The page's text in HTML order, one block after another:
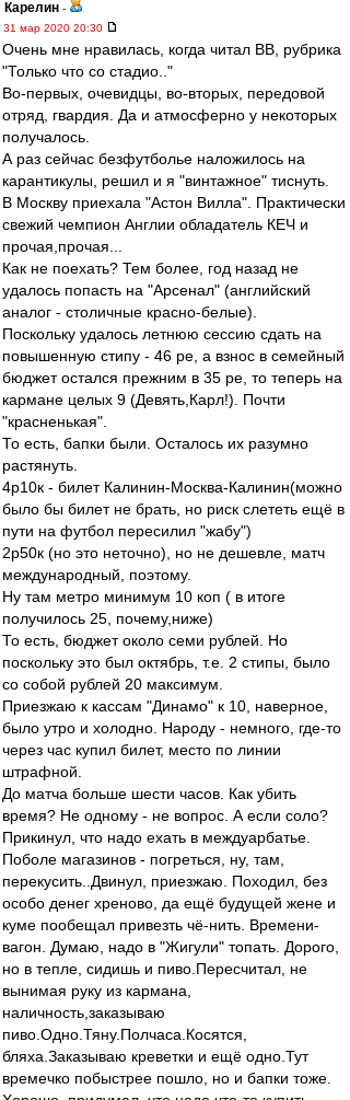
Карелин -
31 мар 2020 20:30
Очень мне нравилась, когда читал ВВ, рубрика
"Только что со стадио.."
Во-первых, очевидцы, во-вторых, передовой
отряд, гвардия. Да и атмосферно у некоторых
получалось.
А раз сейчас безфутболье наложилось на
карантикулы, решил и я "винтажное" тиснуть.
В Москву приехала "Астон Вилла". Практически
свежий чемпион Англии обладатель КЕЧ и
прочая,прочая...
Как не поехать? Тем более, год назад не
удалось попасть на "Арсенал" (английский
аналог - столичные красно-белые).
Поскольку удалось летнюю сессию сдать на
повышенную стипу - 46 ре, а взнос в семейный
бюджет остался прежним в 35 ре, то теперь на
кармане целых 9 (Девять,Карл!). Почти
"красненькая".
То есть, бапки были. Осталось их разумно
растянуть.
4р10к - билет Калинин-Москва-Калинин(можно
было бы билет не брать, но риск слететь ещё в
пути на футбол пересилил "жабу")
2р50к (но это неточно), но не дешевле, матч
международный, поэтому.
Ну там метро минимум 10 коп ( в итоге
получилось 25, почему,ниже)
То есть, бюджет около семи рублей. Но
поскольку это был октябрь, т.е. 2 стипы, было
со собой рублей 20 максимум.
Приезжаю к кассам "Динамо" к 10, наверное,
было утро и холодно. Народу - немного, где-то
через час купил билет, место по линии
штрафной.
До матча больше шести часов. Как убить
время? Не одному - не вопрос. А если соло?
Прикинул, что надо ехать в междуарбатье.
Поболе магазинов - погреться, ну, там,
перекусить..Двинул, приезжаю. Походил, без
особо денег хреново, да ещё будущей жене и
куме пообещал привезть чё-нить. Времени-
вагон. Думаю, надо в "Жигули" топать. Дорого,
но в тепле, сидишь и пиво.Пересчитал, не
вынимая руку из кармана,
наличность,заказываю
пиво.Одно.Тяну.Полчаса.Косятся,
бляха.Заказываю креветки и ещё одно.Тут
времечко побыстрее пошло, но и бапки тоже.